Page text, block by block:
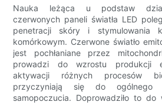
Nauka leżąca u podstaw
czerwonych paneli światła LED
penetracji skóry i stymulowania
komórkowym. Czerwone światło
jest pochłaniane przez
prowadzi do wzrostu produkcji
aktywacji różnych procesów
przyczyniają się do
samopoczucia. Doprowadziło to do